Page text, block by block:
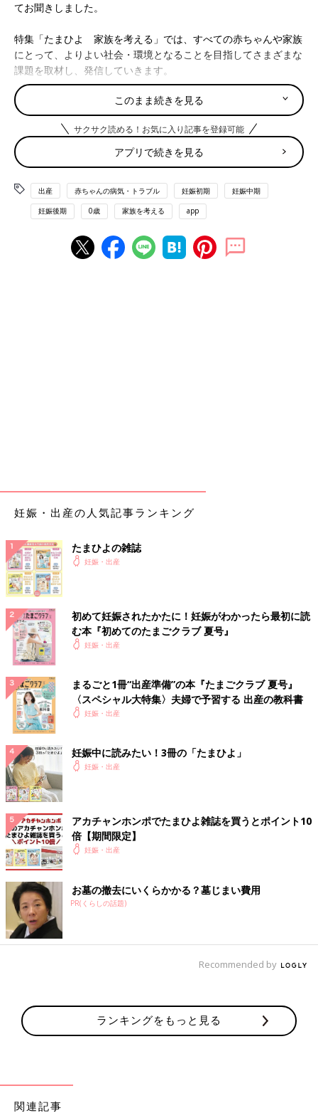
てお聞きしました。
特集「たまひよ 家族を考える」では、すべての赤ちゃんや家族
にとって、よりよい社会・環境となることを目指してさまざまな
課題を取材し、発信していきます。
３才のひとり息子の白血病での死。身を
引き裂かれる悲しみを乗り越えて･･･。
病児と家族が深く生きる「ホスピス」を
作りたい【体験談】
小児がんや先天性疾患など重い病気や障害のあ
る子どもと家族が過ごせる「子どもホスピ
ス」。福岡県でその設立に向けて活動を進めて
才だったひとり息子の駿くんを白血病で亡くし
た経験を持ちます。駿くんの闘病のときのこと
や、別れの苦しみを乗り越えて、福岡子どもホ
て聞きました。
体が小さめでも“きっと大丈夫”と思っていた
夫婦で真剣な話し合いをしました。
たないと考えていました。
私の方は、おなかがふくらみ始めたり、
ゃんの心臓の動きを見て、おなかに宿った命の重さを実感してい
て…。検査は受けたくないと考えていました。堕胎するって命を
奪うことであって、こちらの都合で堕胎を選ぶのは違うと思って
いたんです。“意味のない命など一つもない”って。
13トリソミー、18トリソミー、21トリソミー以外にも病気や障
には至らず…。
私は夫にその想いを真剣に伝え、“私たちの子に限って稀な病気
があるはずないよ。きっと大丈夫”と説得しました。夫は私の強
い意志に押されるように納得した形でした」（文美さん）
妊娠経過は順調で、赤ちゃんの誕生を心待ちにする幸せな妊娠生
活を送っていた文美さん。
「妊娠初期
から、なんとなく女の子の気がして、“結衣”と考えて
いました。その後の妊婦健診で性別がわかったときは、思った通
りでうれしかったですね」（文美さん）
2014年9月。おなかにいる結衣ちゃんに気がかりなことが起こり
ます。
「妊娠21週3日の妊婦健診で、“赤ちゃんが小さい”と指摘され
外はとくに問題なかったんですが、不安になって“21週3日”“赤ち
結果に一瞬ヒヤっとしました。でも、夫婦ともに小柄な体形だ
し、“小さく産んで大きく育てればいいよね”なんて夫と話したり
その約1ヶ月後、2014年10月6日。文美さんは妊婦健診に行き、
このまま続きを見る
サクサク読める！お気に入り記事を登録可能
アプリで続きを見る
出産 赤ちゃんの病気・トラブル 妊娠初期 妊娠中期
妊娠後期 0歳 家族を考える app
妊娠・出産の人気記事ランキング
たまひよの雑誌
妊娠・出産
初めて妊娠されたかたに！妊娠がわかったら最初に読
む本『初めてのたまごクラブ 夏号』
妊娠・出産
まるごと1冊“出産準備”の本『たまごクラブ 夏号』
〈スペシャル大特集〉夫婦で予習する 出産の教科書
妊娠・出産
妊娠中に読みたい！3冊の「たまひよ」
妊娠・出産
アカチャンホンポでたまひよ雑誌を買うとポイント10
倍【期間限定】
妊娠・出産
お墓の撤去にいくらかかる？墓じまい費用
PR(くらしの話題)
Recommended by
ランキングをもっと見る
関連記事